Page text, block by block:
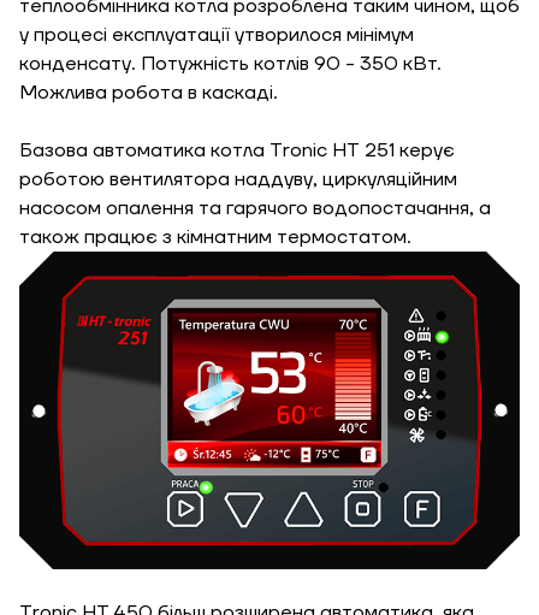
теплообмінника котла розроблена таким чином, щоб
у процесі експлуатації утворилося мінімум
конденсату. Потужність котлів 90 - 350 кВт.
Можлива робота в каскаді.
Базова автоматика котла Tronic HT 251 керує
роботою вентилятора наддуву, циркуляційним
насосом опалення та гарячого водопостачання, а
також працює з кімнатним термостатом.
ЗАМОВИТИ ПОСЛУГУ МОНТАЖУ